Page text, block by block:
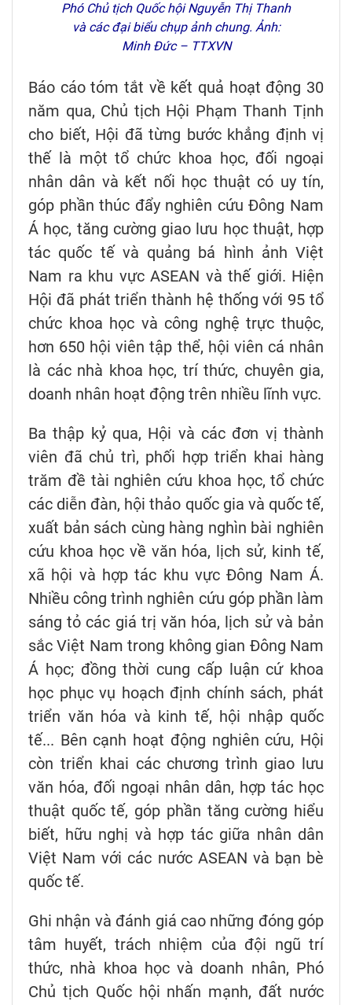
Phó Chủ tịch Quốc hội Nguyễn Thị Thanh
và các đại biểu chụp ảnh chung. Ảnh:
Minh Đức – TTXVN
Báo cáo tóm tắt về kết quả hoạt động 30
năm qua, Chủ tịch Hội Phạm Thanh Tịnh
cho biết, Hội đã từng bước khẳng định vị
thế là một tổ chức khoa học, đối ngoại
nhân dân và kết nối học thuật có uy tín,
góp phần thúc đẩy nghiên cứu Đông Nam
Á học, tăng cường giao lưu học thuật, hợp
tác quốc tế và quảng bá hình ảnh Việt
Nam ra khu vực ASEAN và thế giới. Hiện
Hội đã phát triển thành hệ thống với 95 tổ
chức khoa học và công nghệ trực thuộc,
hơn 650 hội viên tập thể, hội viên cá nhân
là các nhà khoa học, trí thức, chuyên gia,
doanh nhân hoạt động trên nhiều lĩnh vực.
Ba thập kỷ qua, Hội và các đơn vị thành
viên đã chủ trì, phối hợp triển khai hàng
trăm đề tài nghiên cứu khoa học, tổ chức
các diễn đàn, hội thảo quốc gia và quốc tế,
xuất bản sách cùng hàng nghìn bài nghiên
cứu khoa học về văn hóa, lịch sử, kinh tế,
xã hội và hợp tác khu vực Đông Nam Á.
Nhiều công trình nghiên cứu góp phần làm
sáng tỏ các giá trị văn hóa, lịch sử và bản
sắc Việt Nam trong không gian Đông Nam
Á học; đồng thời cung cấp luận cứ khoa
học phục vụ hoạch định chính sách, phát
triển văn hóa và kinh tế, hội nhập quốc
tế... Bên cạnh hoạt động nghiên cứu, Hội
còn triển khai các chương trình giao lưu
văn hóa, đối ngoại nhân dân, hợp tác học
thuật quốc tế, góp phần tăng cường hiểu
biết, hữu nghị và hợp tác giữa nhân dân
Việt Nam với các nước ASEAN và bạn bè
quốc tế.
Ghi nhận và đánh giá cao những đóng góp
tâm huyết, trách nhiệm của đội ngũ trí
thức, nhà khoa học và doanh nhân, Phó
Chủ tịch Quốc hội nhấn mạnh, đất nước